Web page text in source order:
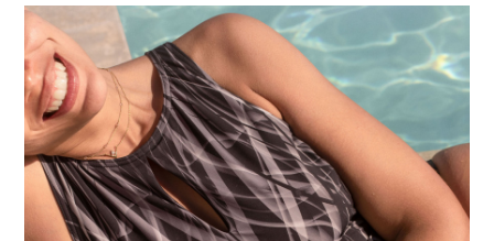
Afficher
l’article:
Nuances
de
combinaisons
noires
Speedo